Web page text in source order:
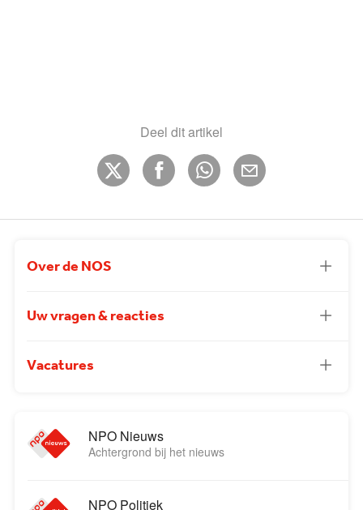
Deel dit artikel
Over de NOS
Uw vragen & reacties
Vacatures
NPO Nieuws
Achtergrond bij het nieuws
NPO Politiek